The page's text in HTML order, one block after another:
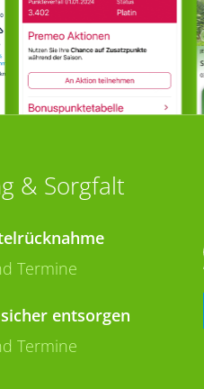
& Sorgfalt
Termine
entsorgen
Termine